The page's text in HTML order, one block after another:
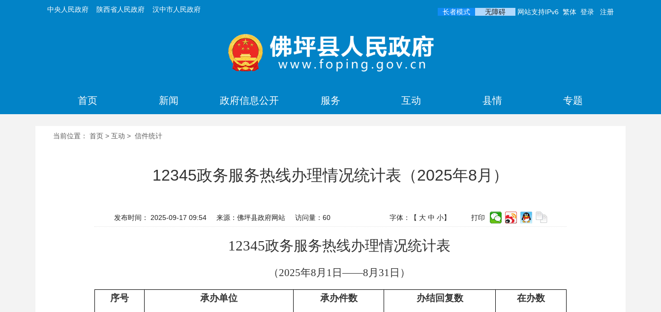
中央人民政府 陕西省人民政府 汉中市人民政府 长者模式 无障碍 网站支持IPv6 繁体 登录 注册
首页 新闻 政府信息公开 服务 互动 县情 专题
当前位置： 首页 > 互动 > 信件统计
12345政务服务热线办理情况统计表（2025年8月）
发布时间： 2025-09-17 09:54 来源：佛坪县政府网站 访问量： 60 字体：【 大 中 小】 打印
12345政务服务热线办理情况统计表
（2025年8月 1 日——8月 31 日）
序号 承办单位 承办件数 办结回复数 在办数